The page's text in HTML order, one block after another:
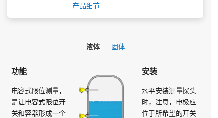
产品细节
液体 固体
功能
电容式限位测量，
是让电容式限位开
关和容器形成一个
安装
水平安装测量探头
时，注意，电极应
位于所希望的开关